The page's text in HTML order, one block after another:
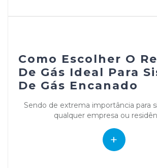
Como Escolher O
De Gás Ideal Para
De Gás Encanado
Sendo de extrema importância para
qualquer empresa ou
+